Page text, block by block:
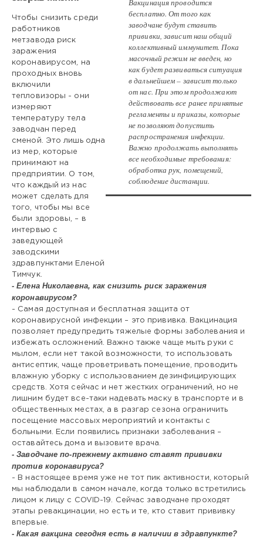
Чтобы снизить среди
работников
метзавода риск
заражения
коронавирусом, на
проходных вновь
включили
тепловизоры - они
измеряют
температуру тела
заводчан перед
сменой. Это лишь одна
из мер, которые
принимают на
предприятии. О том,
что каждый из нас
может сделать для
того, чтобы мы все
были здоровы, – в
интервью с
заведующей
заводскими
здравпунктами Еленой
Тимчук.
Вакцинация проводится
бесплатно. От того как
заводчане будут ставить
прививки, зависит наш общий
коллективный иммунитет. Пока
масочный режим не введен, но
как будет развиваться ситуация
в дальнейшем – зависит только
от нас. При этом продолжают
действовать все ранее принятые
регламенты и приказы, которые
не позволяют допустить
распространения инфекции.
Важно продолжать выполнять
все необходимые требования:
обработка рук, помещений,
соблюдение дистанции.
- Елена Николаевна, как снизить риск заражения
коронавирусом?
- Самая доступная и бесплатная защита от
коронавирусной инфекции – это прививка. Вакцинация
позволяет предупредить тяжелые формы заболевания и
избежать осложнений. Важно также чаще мыть руки с
мылом, если нет такой возможности, то использовать
антисептик, чаще проветривать помещение, проводить
влажную уборку с использованием дезинфицирующих
средств. Хотя сейчас и нет жестких ограничений, но не
лишним будет все-таки надевать маску в транспорте и в
общественных местах, а в разгар сезона ограничить
посещение массовых мероприятий и контакты с
больными. Если появились признаки заболевания –
оставайтесь дома и вызовите врача.
- Заводчане по-преж­нему активно ставят при­вивки
против коронавируса?
- В настоящее время уже не тот пик активности, который
мы наблюдали в самом начале, когда только встретились
лицом к лицу с COVID-19. Сейчас заводчане проходят
этапы ревакцинации, но есть и те, кто ставит прививку
впервые.
- Какая вакцина сегодня есть в наличии в здравпункте?